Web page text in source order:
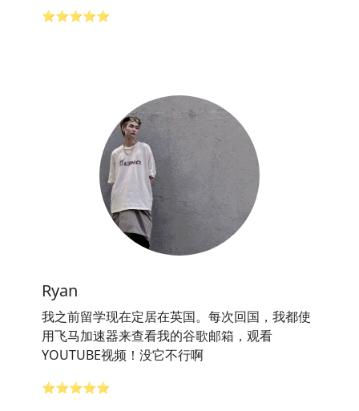
⭐⭐⭐⭐⭐
Ryan
我之前留学现在定居在英国。每次回国，我都使
用飞马加速器来查看我的谷歌邮箱，观看
YOUTUBE视频！没它不行啊
⭐⭐⭐⭐⭐